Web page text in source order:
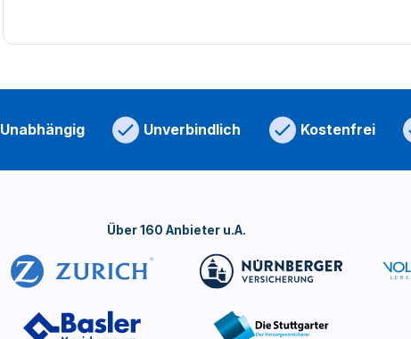
Unabhängig Unverbindlich Kostenfrei
Über 160 Anbieter u.A.